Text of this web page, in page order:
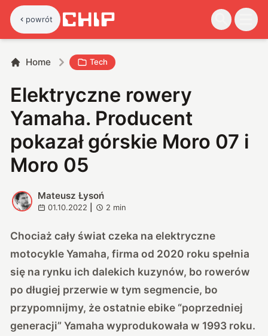
powrót
Home Tech
Elektryczne rowery
Yamaha. Producent
pokazał górskie Moro 07 i
Moro 05
M
Mateusz Łysoń
01.10.2022 2 min
Chociaż cały świat czeka na elektryczne
motocykle Yamaha, firma od 2020 roku spełnia
się na rynku ich dalekich kuzynów, bo rowerów
po długiej przerwie w tym segmencie, bo
przypomnijmy, że ostatnie ebike “poprzedniej
generacji” Yamaha wyprodukowała w 1993 roku.